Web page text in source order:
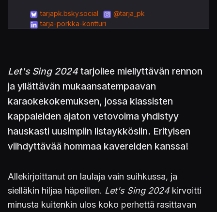
tarjapk.bsky.social
@tarja_pk
tarja-porkka-kontturi
Let's Sing 2024 tarjoilee miellyttävän rennon
ja yllättävän mukaansatempaavan
karaokekokemuksen, jossa klassisten
kappaleiden ajaton vetovoima yhdistyy
hauskasti uusimpiin listaykkösiin. Erityisen
viihdyttävää hommaa kavereiden kanssa!
Allekirjoittanut on laulaja vain suihkussa, ja
sielläkin hiljaa häpeillen. Let's Sing 2024 kirvoitti
minusta kuitenkin ulos koko perhettä rasittavan